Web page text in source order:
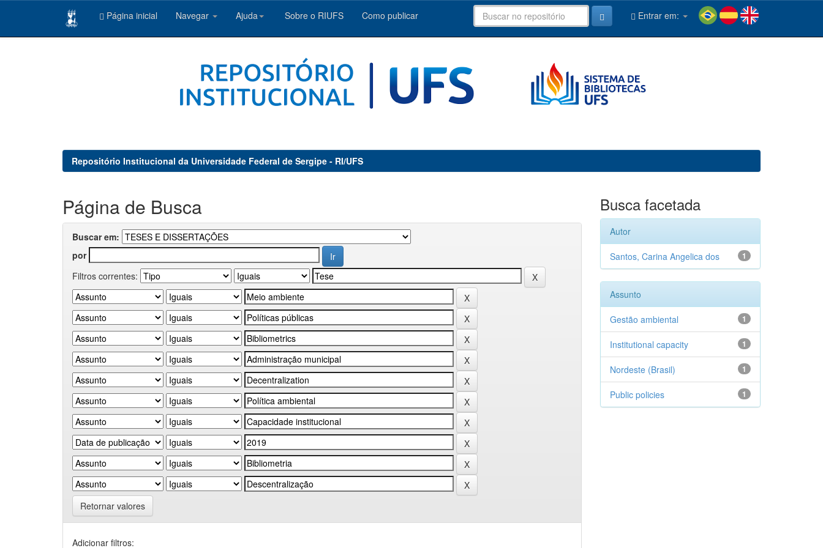
Página inicial Navegar Ajuda Sobre o RIUFS Como publicar Entrar em:
Repositório Institucional da Universidade Federal de Sergipe - RI/UFS
Página de Busca
Buscar em:
por
Filtros correntes:
Retornar valores
Adicionar filtros:
Busca facetada
Autor
1
Santos, Carina Angelica dos
Assunto
1
Gestão ambiental
1
Institutional capacity
1
Nordeste (Brasil)
1
Public policies